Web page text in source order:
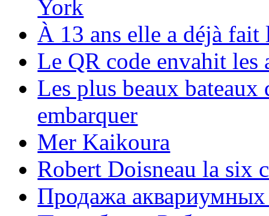
York
À 13 ans elle a déjà
Le QR code envahit les
Les plus beaux bateaux
embarquer
Mer Kaikoura
Robert Doisneau la six
Продажа аквариумных